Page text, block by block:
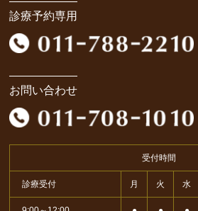
診療予約専用
お問い合わせ
受付時間
診療受付 月 火 水